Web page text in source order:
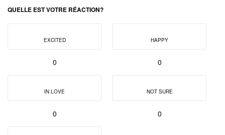
QUELLE EST VOTRE RÉACTION?
EXCITED
0
HAPPY
0
IN LOVE
0
NOT SURE
0